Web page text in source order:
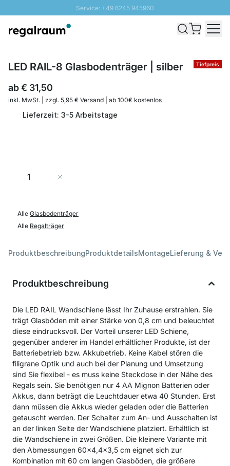
Service: +49 6245 945960
Schnelle Lieferung - Gratis Versand ab 100€
Tiefpreis
LED RAIL-8 Glasbodenträger | silber
ab€ 31,50
inkl. MwSt. | zzgl. 5,95 € Versand | ab 100€ kostenlos
Lieferzeit: 3-5 Arbeitstage
Menge
Alle Glasbodenträger
Alle Regalträger
ProduktbeschreibungProduktdetailsMontageLieferung &
Produktbeschreibung
Die LED RAIL Wandschiene lässt Ihr Zuhause erstrahlen. Sie
trägt Glasböden mit einer Stärke von 0,8 cm und beleuchtet
diese eindrucksvoll. Der Vorteil unserer LED Schiene,
gegenüber anderer im Handel erhältlicher Produkte, ist der
Batteriebetrieb bzw. Akkubetrieb. Keine Kabel stören die
filigrane Optik und auch bei der Planung und Umsetzung
sind Sie flexibel - es muss keine Steckdose in der Nähe des
Regals sein. Sie benötigen nur 4 AA Mignon Batterien oder
Akkus, dann beträgt die Leuchtdauer etwa 40 Stunden. Erst
dann müssen die Akkus wieder geladen oder die Batterien
getauscht werden. Der Schalter zum An- und Ausschalten ist
an der linken Seite der Wandschiene platziert. Erhältlich ist
die Wandschiene in zwei Größen. Die kleinere Variante mit
den Abmessungen 60x4,4x3,5 cm eignet sich zur
Kombination mit 60 cm langen Glasböden, die größere